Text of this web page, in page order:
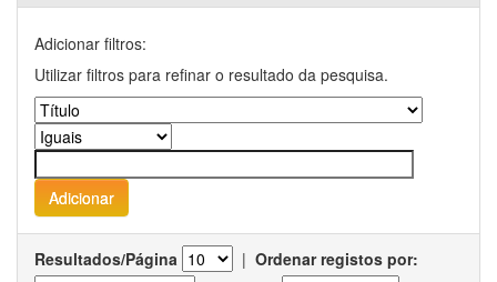
Adicionar filtros:
Utilizar filtros para refinar o resultado da pesquisa.
Resultados/Página | Ordenar registos por: